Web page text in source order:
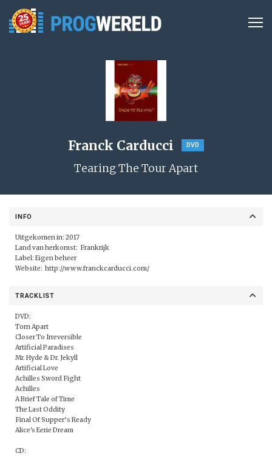
Franck Carducci DVD
Tearing The Tour Apart
INFO
Uitgekomen in: 2017
Land van herkomst: Frankrijk
Label: Eigen beheer
Website: http://www.franckcarducci.com/
TRACKLIST
DVD:
Torn Apart
Closer To Irreversible
Artificial Paradises
Mr. Hyde & Dr. Jekyll
Artificial Love
Achilles Sword Fight
Achilles
A Brief Tale of Time
The Last Oddity
Final Of Supper’s Ready
Alice's Eerie Dream
CD: